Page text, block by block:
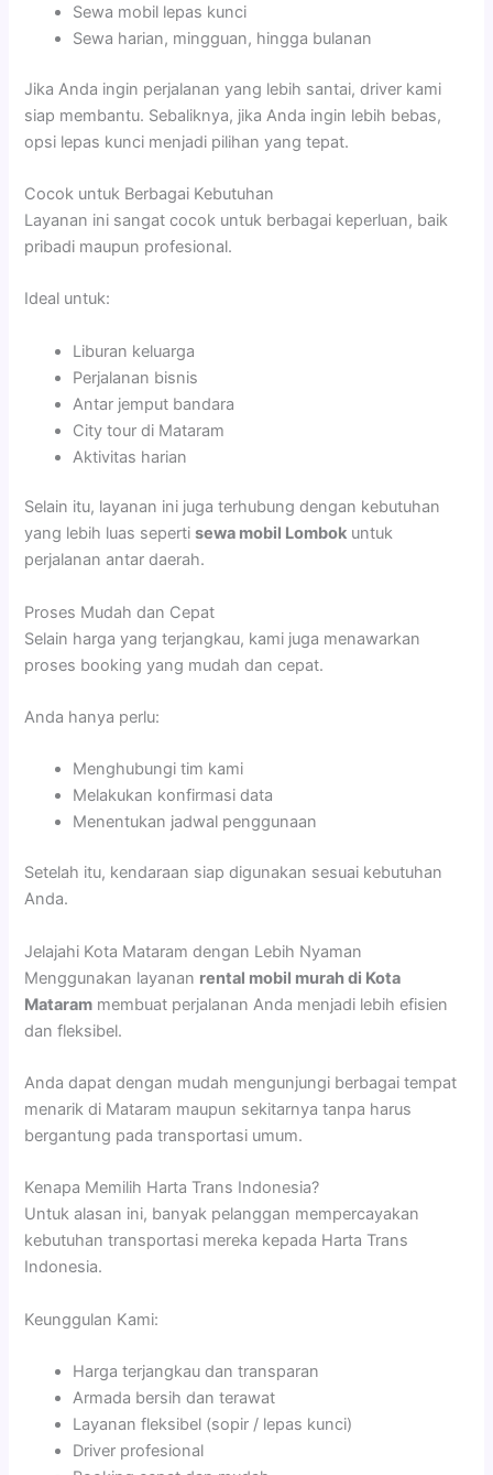
Sewa mobil lepas kunci
Sewa harian, mingguan, hingga bulanan
Jika Anda ingin perjalanan yang lebih santai, driver kami
siap membantu. Sebaliknya, jika Anda ingin lebih bebas,
opsi lepas kunci menjadi pilihan yang tepat.
Cocok untuk Berbagai Kebutuhan
Layanan ini sangat cocok untuk berbagai keperluan, baik
pribadi maupun profesional.
Ideal untuk:
Liburan keluarga
Perjalanan bisnis
Antar jemput bandara
City tour di Mataram
Aktivitas harian
Selain itu, layanan ini juga terhubung dengan kebutuhan
yang lebih luas sepertisewa mobil Lombok untuk
perjalanan antar daerah.
Proses Mudah dan Cepat
Selain harga yang terjangkau, kami juga menawarkan
proses booking yang mudah dan cepat.
Anda hanya perlu:
Menghubungi tim kami
Melakukan konfirmasi data
Menentukan jadwal penggunaan
Setelah itu, kendaraan siap digunakan sesuai kebutuhan
Anda.
Jelajahi Kota Mataram dengan Lebih Nyaman
Menggunakan layanan rental mobil murah di Kota
Mataram membuat perjalanan Anda menjadi lebih efisien
dan fleksibel.
Anda dapat dengan mudah mengunjungi berbagai tempat
menarik di Mataram maupun sekitarnya tanpa harus
bergantung pada transportasi umum.
Kenapa Memilih Harta Trans Indonesia?
Untuk alasan ini, banyak pelanggan mempercayakan
kebutuhan transportasi mereka kepada Harta Trans
Indonesia.
Keunggulan Kami:
Harga terjangkau dan transparan
Armada bersih dan terawat
Layanan fleksibel (sopir / lepas kunci)
Driver profesional